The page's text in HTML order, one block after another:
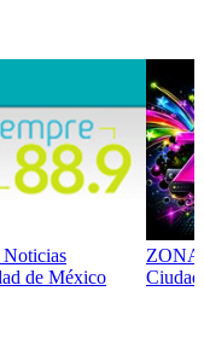
Noticias
de México